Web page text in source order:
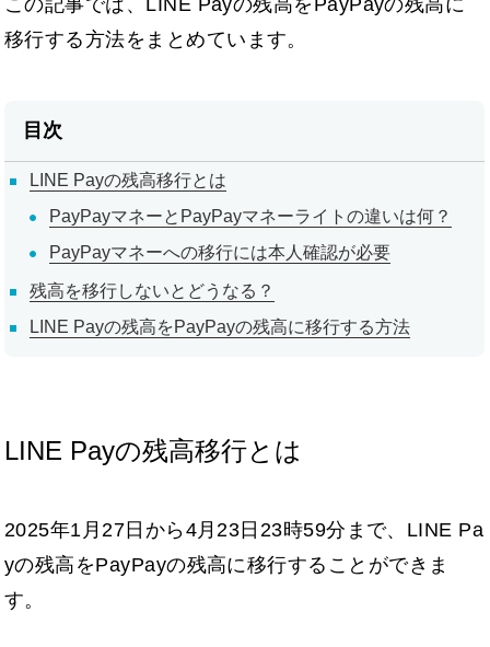
移行する方法をまとめています。
目次
LINE Payの残高移行とは
PayPayマネーとPayPayマネーライトの違いは何？
PayPayマネーへの移行には本人確認が必要
残高を移行しないとどうなる？
LINE Payの残高をPayPayの残高に移行する方法
LINE Payの残高移行とは
2025年1月27日から4月23日23時59分まで、LINE Pa
yの残高をPayPayの残高に移行することができま
す。